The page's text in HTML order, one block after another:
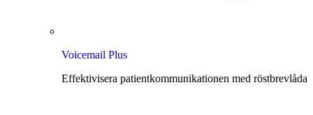
Voicemail Plus
Effektivisera patientkommunikationen med röstbrevlåda